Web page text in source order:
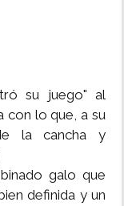
su juego" al
con lo que, a su
la cancha y
galo que
definida y un